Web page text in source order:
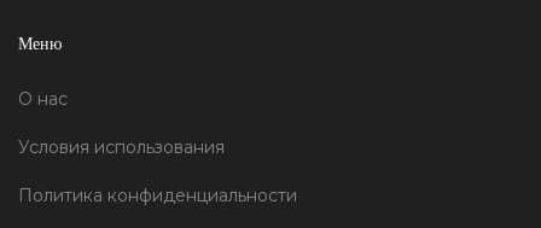
Меню
О нас
Условия использования
Политика конфиденциальности